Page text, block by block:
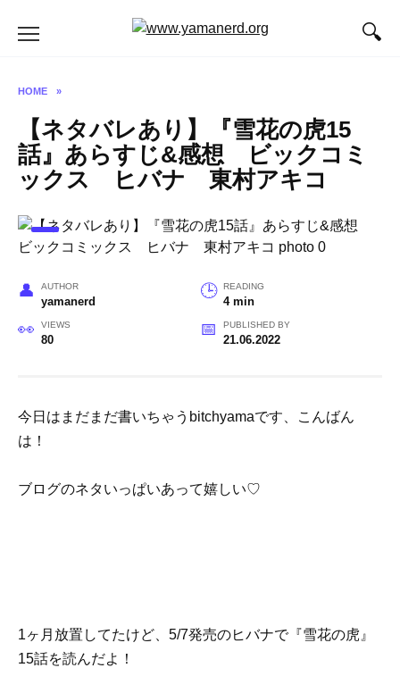
HOME »
【ネタバレあり】『雪花の虎15
話』あらすじ&感想 ビックコミ
ックス ヒバナ 東村アキコ
AUTHOR
yamanerd
READING
4 min
VIEWS
80
PUBLISHED BY
21.06.2022
今日はまだまだ書いちゃうbitchyamaです、こんばん
は！
ブログのネタいっぱいあって嬉しい♡
1ヶ月放置してたけど、5/7発売のヒバナで『雪花の虎』
15話を読んだよ！